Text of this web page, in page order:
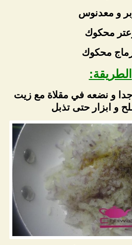
و معدنوس
محكوك
محكوك
الطريقة:
و نضعه في مقلاة مع زيت
و ابزار حتى تذبل